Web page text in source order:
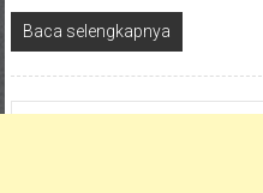
Baca selengkapnya